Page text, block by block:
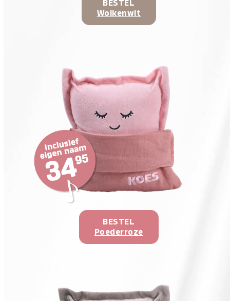
BESTEL
Wolkenwit
BESTEL
Poederroze